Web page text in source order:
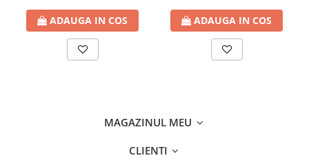
ADAUGA IN COS ADAUGA IN COS
MAGAZINUL MEU
CLIENTI